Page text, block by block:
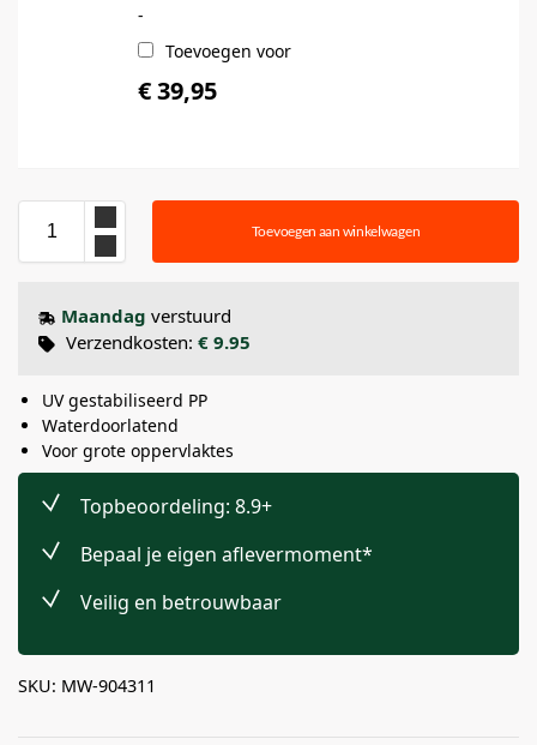
-
Toevoegen voor
€ 39,95
Toevoegen aan winkelwagen
Maandag verstuurd
Verzendkosten: € 9.95
UV gestabiliseerd PP
Waterdoorlatend
Voor grote oppervlaktes
Topbeoordeling: 8.9+
Bepaal je eigen aflevermoment*
Veilig en betrouwbaar
SKU: MW-904311